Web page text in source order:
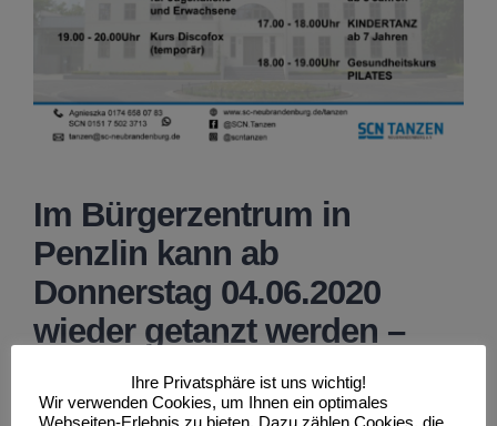
Im Bürgerzentrum in
Penzlin kann ab
Donnerstag 04.06.2020
wieder getanzt werden –
in Neubrandenburg öffnen
Ihre Privatsphäre ist uns wichtig!
Wir verwenden Cookies, um Ihnen ein optimales